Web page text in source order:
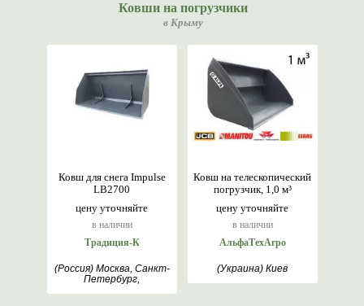
Ковши на погрузчики
в Крыму
цену уточняйте
в наличии
Ковш для снега Impulse
LB2700
Традиция-К
(Россия) Москва, Санкт-
Петербург,
цену уточняйте
в наличии
Ковш на телескопический
погрузчик, 1,0 м³
АльфаТехАгро
(Украина) Киев